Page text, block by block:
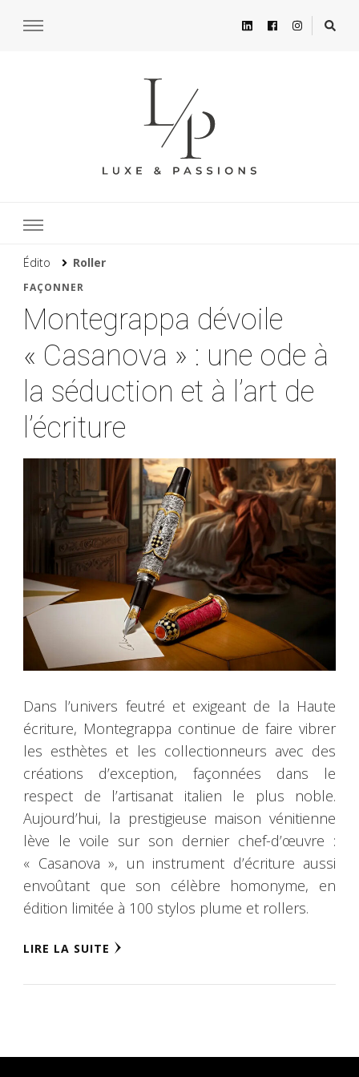
Édito Roller
FAÇONNER
Montegrappa dévoile
« Casanova » : une ode à
la séduction et à l’art de
l’écriture
Dans l’univers feutré et exigeant de la Haute
écriture, Montegrappa continue de faire vibrer
les esthètes et les collectionneurs avec des
créations d’exception, façonnées dans le
respect de l’artisanat italien le plus noble.
Aujourd’hui, la prestigieuse maison vénitienne
lève le voile sur son dernier chef-d’œuvre :
« Casanova », un instrument d’écriture aussi
envoûtant que son célèbre homonyme, en
édition limitée à 100 stylos plume et rollers.
LIRE LA SUITE